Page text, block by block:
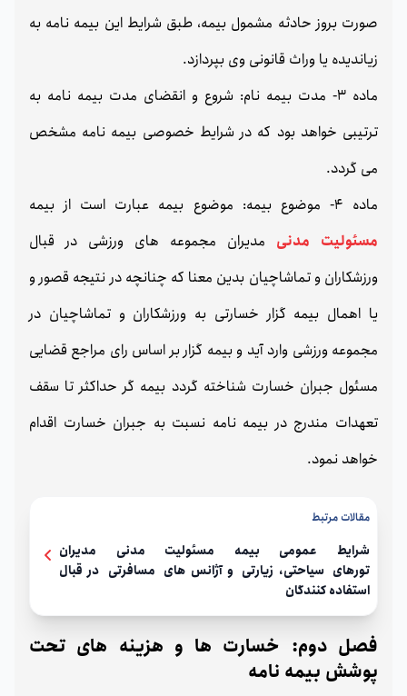
صورت بروز حادثه مشمول بیمه، طبق شرایط این بیمه نامه به
زیاندیده یا وراث قانونی وی بپردازد.
ماده 3- مدت بیمه نام: شروع و انقضای مدت بیمه نامه به
ترتیبی خواهد بود که در شرایط خصوصی بیمه نامه مشخص
می گردد.
ماده 4- موضوع بیمه: موضوع بیمه عبارت است از بیمه
مسئولیت مدنی مدیران مجموعه های ورزشی در قبال
ورزشکاران و تماشاچیان بدین معنا که چنانچه در نتیجه قصور و
یا اهمال بیمه گزار خسارتی به ورزشکاران و تماشاچیان در
مجموعه ورزشی وارد آید و بیمه گزار بر اساس رای مراجع قضایی
مسئول جبران خسارت شناخته گردد بیمه گر حداکثر تا سقف
تعهدات مندرج در بیمه نامه نسبت به جبران خسارت اقدام
خواهد نمود.
مقالات مرتبط
شرایط عمومی بیمه مسئولیت مدنی مديران
تورهای سياحتی، زيارتی و آژانس های مسافرتی در قبال
استفاده کنندگان
فصل دوم: خسارت ها و هزینه های تحت
پوشش بیمه نامه